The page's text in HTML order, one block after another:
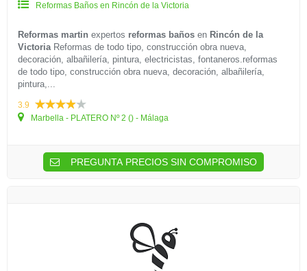
Reformas Baños en Rincón de la Victoria
Reformas martin expertos reformas baños en Rincón de la
VictoriaReformas de todo tipo, construcción obra nueva,
decoración, albañilería, pintura, electricistas, fontaneros.reformas
de todo tipo, construcción obra nueva, decoración, albañilería,
pintura,...
3.9
Marbella - PLATERO Nº 2 () - Málaga
PREGUNTA PRECIOS SIN COMPROMISO